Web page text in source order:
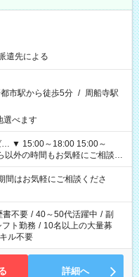
遣先による
市駅から徒歩5分 / 周船寺駅
べます
はお気軽にご相談くださ
書不要 / 40～50代活躍中 / 副
フト勤務 / 10名以上の大量募
ル不要
詳細へ